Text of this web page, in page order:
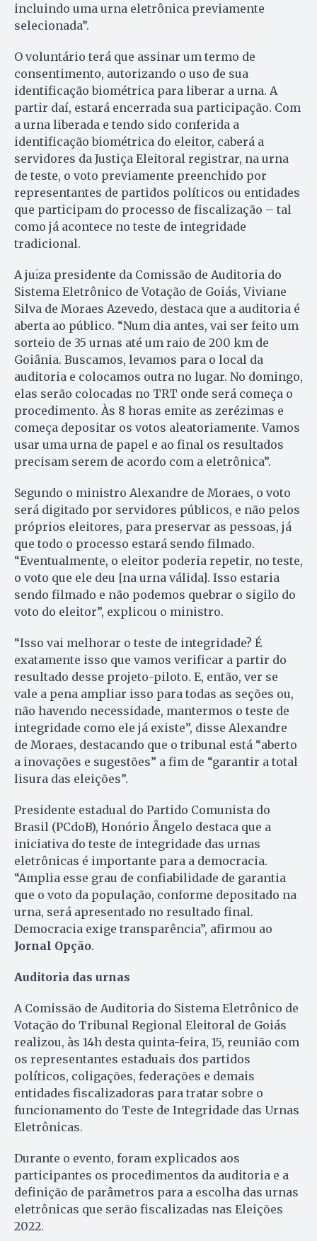
incluindo uma urna eletrônica previamente
selecionada”.
O voluntário terá que assinar um termo de
consentimento, autorizando o uso de sua
identificação biométrica para liberar a urna. A
partir daí, estará encerrada sua participação. Com
a urna liberada e tendo sido conferida a
identificação biométrica do eleitor, caberá a
servidores da Justiça Eleitoral registrar, na urna
de teste, o voto previamente preenchido por
representantes de partidos políticos ou entidades
que participam do processo de fiscalização – tal
como já acontece no teste de integridade
tradicional.
A juı́za presidente da Comissão de Auditoria do
Sistema Eletrônico de Votação de Goiás, Viviane
Silva de Moraes Azevedo, destaca que a auditoria é
aberta ao público. “Num dia antes, vai ser feito um
sorteio de 35 urnas até um raio de 200 km de
Goiânia. Buscamos, levamos para o local da
auditoria e colocamos outra no lugar. No domingo,
elas serão colocadas no TRT onde será começa o
procedimento. Às 8 horas emite as zerézimas e
começa depositar os votos aleatoriamente. Vamos
usar uma urna de papel e ao final os resultados
precisam serem de acordo com a eletrônica”.
Segundo o ministro Alexandre de Moraes, o voto
será digitado por servidores públicos, e não pelos
próprios eleitores, para preservar as pessoas, já
que todo o processo estará sendo filmado.
“Eventualmente, o eleitor poderia repetir, no teste,
o voto que ele deu [na urna válida]. Isso estaria
sendo filmado e não podemos quebrar o sigilo do
voto do eleitor”, explicou o ministro.
“Isso vai melhorar o teste de integridade? É
exatamente isso que vamos verificar a partir do
resultado desse projeto-piloto. E, então, ver se
vale a pena ampliar isso para todas as seções ou,
não havendo necessidade, mantermos o teste de
integridade como ele já existe”, disse Alexandre
de Moraes, destacando que o tribunal está “aberto
a inovações e sugestões” a fim de “garantir a total
lisura das eleições”.
Presidente estadual do Partido Comunista do
Brasil (PCdoB), Honório Ângelo destaca que a
iniciativa do teste de integridade das urnas
eletrônicas é importante para a democracia.
“Amplia esse grau de confiabilidade de garantia
que o voto da população, conforme depositado na
urna, será apresentado no resultado final.
Democracia exige transparência”, afirmou ao
Jornal Opção.
Auditoria das urnas
A Comissão de Auditoria do Sistema Eletrônico de
Votação do Tribunal Regional Eleitoral de Goiás
realizou, às 14h desta quinta-feira, 15, reunião com
os representantes estaduais dos partidos
políticos, coligações, federações e demais
entidades fiscalizadoras para tratar sobre o
funcionamento do Teste de Integridade das Urnas
Eletrônicas.
Durante o evento, foram explicados aos
participantes os procedimentos da auditoria e a
definição de parâmetros para a escolha das urnas
eletrônicas que serão fiscalizadas nas Eleições
2022.